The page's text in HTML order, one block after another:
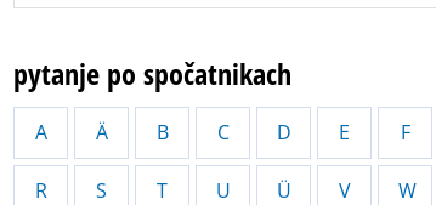
pytanje po spočatnikach
A Ä B C D E F
R S T U Ü V W